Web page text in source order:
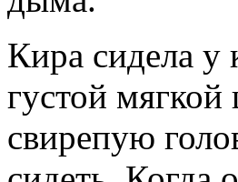
Кира сидела у
густой
свирепую